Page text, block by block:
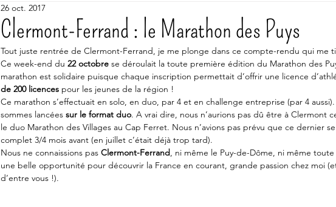
Clermont-Ferrand : le Marathon des Puys
26 oct. 2017
Tout juste rentrée de Clermont-Ferrand, je me plonge dans ce compte-rendu qui me
Ce week-end du 22 octobre se déroulait la toute première édition du Marathon des
marathon est solidaire puisque chaque inscription permettait d’offrir une licence
de 200 licences pour les jeunes de la région !
Ce marathon s’effectuait en solo, en duo, par 4 et en challenge entreprise (par 4
sommes lancées sur le format duo. A vrai dire, nous n’aurions pas dû être à Clermont
le duo Marathon des Villages au Cap Ferret. Nous n’avions pas prévu que ce dernier
complet 3/4 mois avant (en juillet c’était déjà trop tard).
Nous ne connaissions pas Clermont-Ferrand, ni même le Puy-de-Dôme, ni même
une belle opportunité pour découvrir la France en courant, grande passion chez moi
d’entre vous !).